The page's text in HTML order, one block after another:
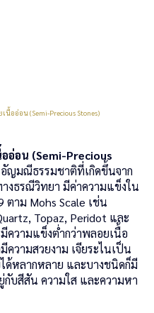
นื้ออ่อน (Semi-Precious Stones)
อ่อน (Semi-Precious
ญมณีธรรมชาติที่เกิดขึ้นจาก
งธรณีวิทยา มีค่าความแข็งใน
ตาม Mohs Scale เช่น
Topaz, Peridot และ
ความแข็งต่ำกว่าพลอยเนื้อ
ความสวยงาม เจียระไนเป็น
ด้หลากหลาย และบางชนิดก็มี
กับสีสัน ความใส และความหา